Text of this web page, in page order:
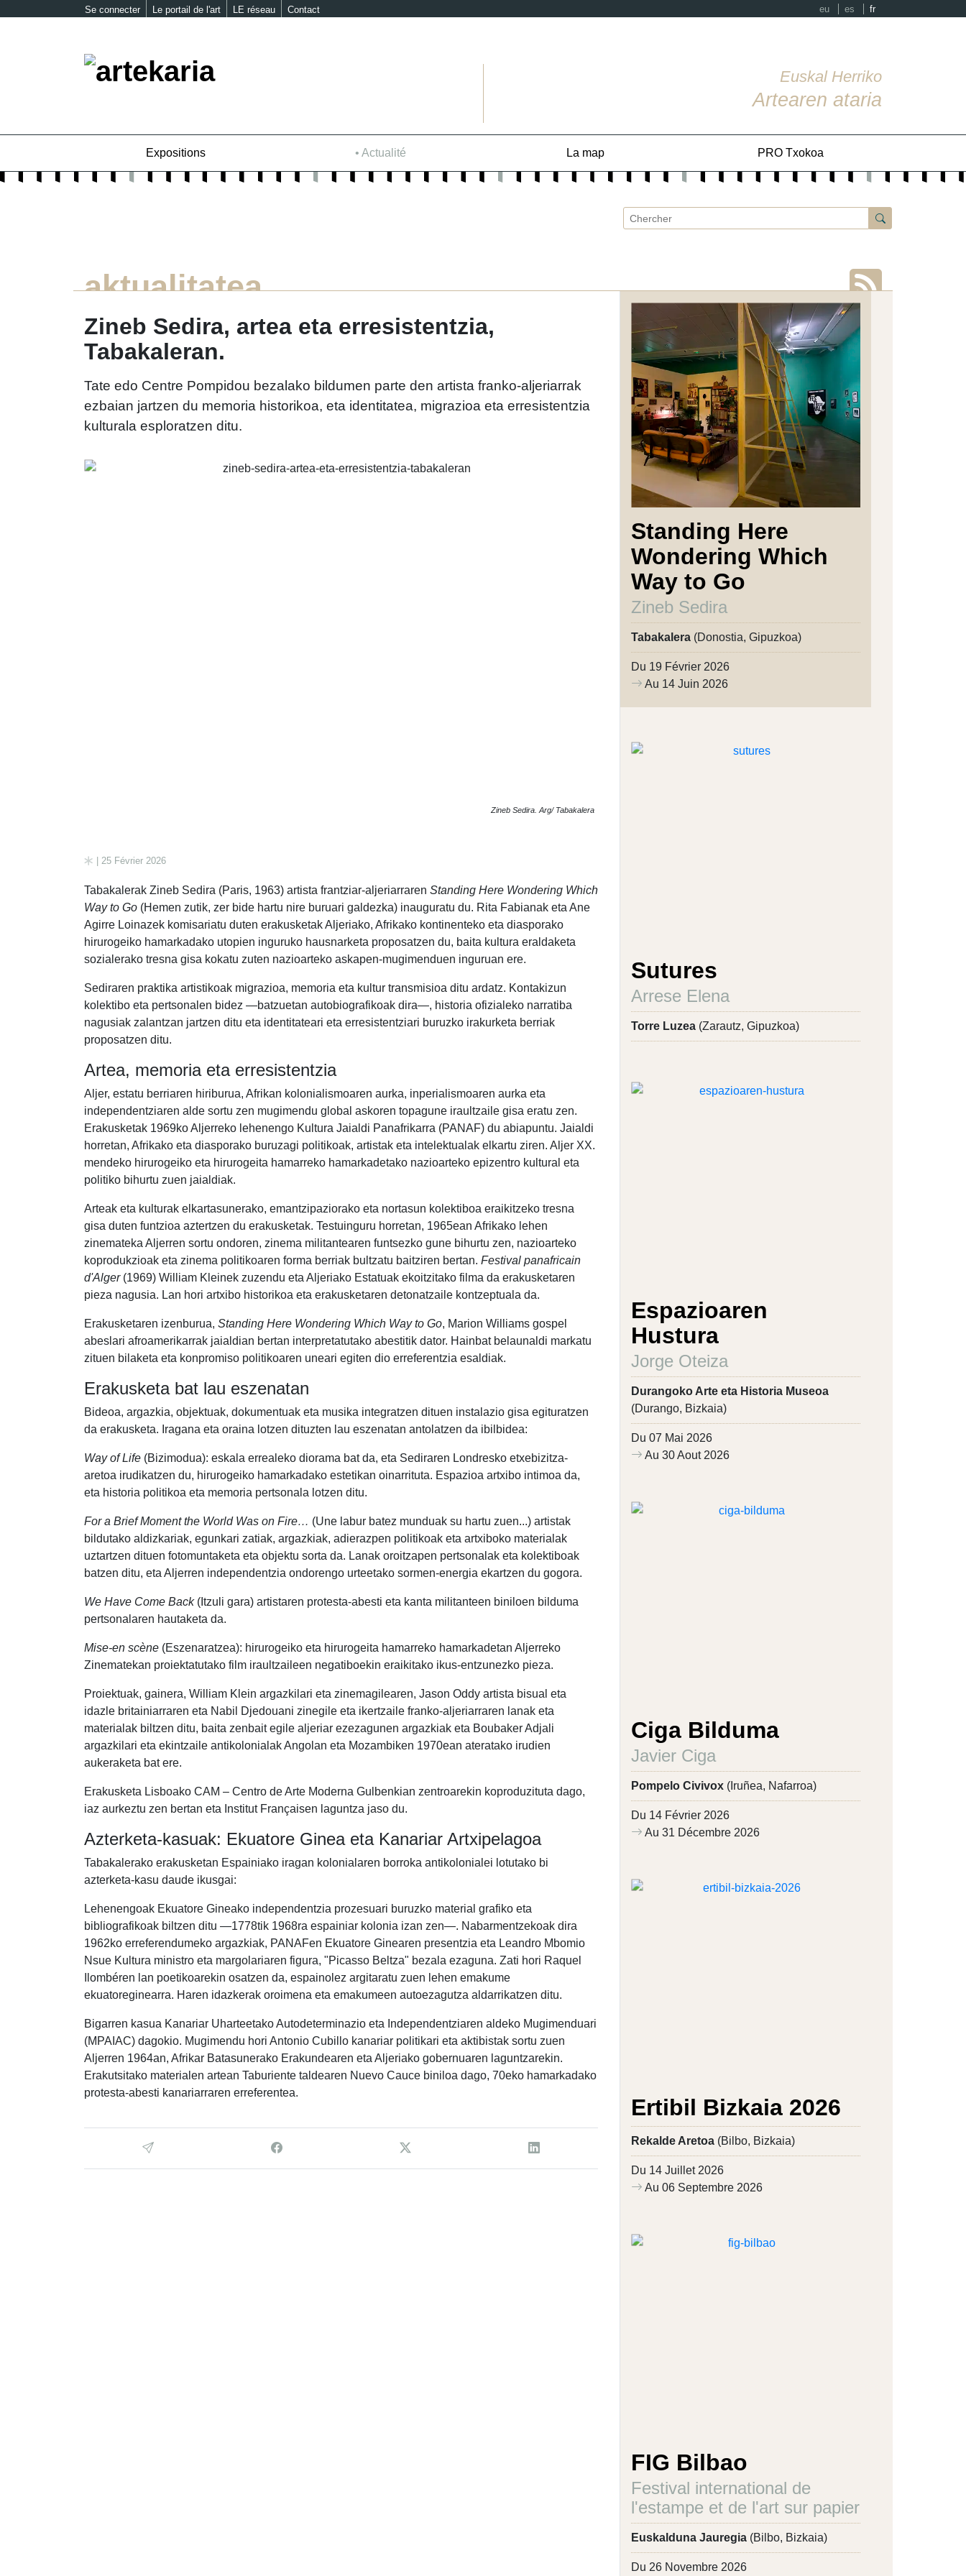
Se connecter Le portail de l'art LE réseau Contact eu es fr
Euskal Herriko
Artearen ataria
Expositions Actualité La map PRO Txokoa
aktualitatea
Zineb Sedira, artea eta erresistentzia,
Tabakaleran.
Tate edo Centre Pompidou bezalako bildumen parte den artista franko-aljeriarrak
ezbaian jartzen du memoria historikoa, eta identitatea, migrazioa eta erresistentzia
kulturala esploratzen ditu.
Zineb Sedira. Arg/ Tabakalera
| 25 Février 2026
Tabakalerak Zineb Sedira (Paris, 1963) artista frantziar-aljeriarraren Standing Here Wondering Which
Way to Go (Hemen zutik, zer bide hartu nire buruari galdezka) inauguratu du. Rita Fabianak eta Ane
Agirre Loinazek komisariatu duten erakusketak Aljeriako, Afrikako kontinenteko eta diasporako
hirurogeiko hamarkadako utopien inguruko hausnarketa proposatzen du, baita kultura eraldaketa
sozialerako tresna gisa kokatu zuten nazioarteko askapen-mugimenduen inguruan ere.
Sediraren praktika artistikoak migrazioa, memoria eta kultur transmisioa ditu ardatz. Kontakizun
kolektibo eta pertsonalen bidez —batzuetan autobiografikoak dira—, historia ofizialeko narratiba
nagusiak zalantzan jartzen ditu eta identitateari eta erresistentziari buruzko irakurketa berriak
proposatzen ditu.
Artea, memoria eta erresistentzia
Aljer, estatu berriaren hiriburua, Afrikan kolonialismoaren aurka, inperialismoaren aurka eta
independentziaren alde sortu zen mugimendu global askoren topagune iraultzaile gisa eratu zen.
Erakusketak 1969ko Aljerreko lehenengo Kultura Jaialdi Panafrikarra (PANAF) du abiapuntu. Jaialdi
horretan, Afrikako eta diasporako buruzagi politikoak, artistak eta intelektualak elkartu ziren. Aljer XX.
mendeko hirurogeiko eta hirurogeita hamarreko hamarkadetako nazioarteko epizentro kultural eta
politiko bihurtu zuen jaialdiak.
Arteak eta kulturak elkartasunerako, emantzipaziorako eta nortasun kolektiboa eraikitzeko tresna
gisa duten funtzioa aztertzen du erakusketak. Testuinguru horretan, 1965ean Afrikako lehen
zinemateka Aljerren sortu ondoren, zinema militantearen funtsezko gune bihurtu zen, nazioarteko
koprodukzioak eta zinema politikoaren forma berriak bultzatu baitziren bertan. Festival panafricain
d'Alger(1969) William Kleinek zuzendu eta Aljeriako Estatuak ekoitzitako filma da erakusketaren
pieza nagusia. Lan hori artxibo historikoa eta erakusketaren detonatzaile kontzeptuala da.
Erakusketaren izenburua, Standing Here Wondering Which Way to Go, Marion Williams gospel
abeslari afroamerikarrak jaialdian bertan interpretatutako abestitik dator. Hainbat belaunaldi markatu
zituen bilaketa eta konpromiso politikoaren uneari egiten dio erreferentzia esaldiak.
Erakusketa bat lau eszenatan
Bideoa, argazkia, objektuak, dokumentuak eta musika integratzen dituen instalazio gisa egituratzen
da erakusketa. Iragana eta oraina lotzen dituzten lau eszenatan antolatzen da ibilbidea:
Way of Life (Bizimodua): eskala errealeko diorama bat da, eta Sediraren Londresko etxebizitza-
aretoa irudikatzen du, hirurogeiko hamarkadako estetikan oinarrituta. Espazioa artxibo intimoa da,
eta historia politikoa eta memoria pertsonala lotzen ditu.
For a Brief Moment the World Was on Fire… (Une labur batez munduak su hartu zuen...) artistak
bildutako aldizkariak, egunkari zatiak, argazkiak, adierazpen politikoak eta artxiboko materialak
uztartzen dituen fotomuntaketa eta objektu sorta da. Lanak oroitzapen pertsonalak eta kolektiboak
batzen ditu, eta Aljerren independentzia ondorengo urteetako sormen-energia ekartzen du gogora.
We Have Come Back(Itzuli gara) artistaren protesta-abesti eta kanta militanteen biniloen bilduma
pertsonalaren hautaketa da.
Mise-en scène (Eszenaratzea): hirurogeiko eta hirurogeita hamarreko hamarkadetan Aljerreko
Zinematekan proiektatutako film iraultzaileen negatiboekin eraikitako ikus-entzunezko pieza.
Proiektuak, gainera, William Klein argazkilari eta zinemagilearen, Jason Oddy artista bisual eta
idazle britainiarraren eta Nabil Djedouani zinegile eta ikertzaile franko-aljeriarraren lanak eta
materialak biltzen ditu, baita zenbait egile aljeriar ezezagunen argazkiak eta Boubaker Adjali
argazkilari eta ekintzaile antikolonialak Angolan eta Mozambiken 1970ean ateratako irudien
aukeraketa bat ere.
Erakusketa Lisboako CAM – Centro de Arte Moderna Gulbenkian zentroarekin koproduzituta dago,
iaz aurkeztu zen bertan eta Institut Françaisen laguntza jaso du.
Azterketa-kasuak: Ekuatore Ginea eta Kanariar Artxipelagoa
Tabakalerako erakusketan Espainiako iragan kolonialaren borroka antikolonialei lotutako bi
azterketa-kasu daude ikusgai:
Lehenengoak Ekuatore Gineako independentzia prozesuari buruzko material grafiko eta
bibliografikoak biltzen ditu —1778tik 1968ra espainiar kolonia izan zen—. Nabarmentzekoak dira
1962ko erreferendumeko argazkiak, PANAFen Ekuatore Ginearen presentzia eta Leandro Mbomio
Nsue Kultura ministro eta margolariaren figura, "Picasso Beltza" bezala ezaguna. Zati hori Raquel
Ilombéren lan poetikoarekin osatzen da, espainolez argitaratu zuen lehen emakume
ekuatoreginearra. Haren idazkerak oroimena eta emakumeen autoezagutza aldarrikatzen ditu.
Bigarren kasua Kanariar Uharteetako Autodeterminazio eta Independentziaren aldeko Mugimenduari
(MPAIAC) dagokio. Mugimendu hori Antonio Cubillo kanariar politikari eta aktibistak sortu zuen
Aljerren 1964an, Afrikar Batasunerako Erakundearen eta Aljeriako gobernuaren laguntzarekin.
Erakutsitako materialen artean Taburiente taldearen Nuevo Cauce biniloa dago, 70eko hamarkadako
protesta-abesti kanariarraren erreferentea.
Standing Here
Wondering Which
Way to Go
Zineb Sedira
Tabakalera (Donostia, Gipuzkoa)
Du 19 Février 2026
Au 14 Juin 2026
Sutures
Arrese Elena
Torre Luzea (Zarautz, Gipuzkoa)
Espazioaren
Hustura
Jorge Oteiza
Durangoko Arte eta Historia Museoa
(Durango, Bizkaia)
Du 07 Mai 2026
Au 30 Aout 2026
Ciga Bilduma
Javier Ciga
Pompelo Civivox (Iruñea, Nafarroa)
Du 14 Février 2026
Au 31 Décembre 2026
Ertibil Bizkaia 2026
Rekalde Aretoa (Bilbo, Bizkaia)
Du 14 Juillet 2026
Au 06 Septembre 2026
FIG Bilbao
Festival international de
l'estampe et de l'art sur papier
Euskalduna Jauregia (Bilbo, Bizkaia)
Du 26 Novembre 2026